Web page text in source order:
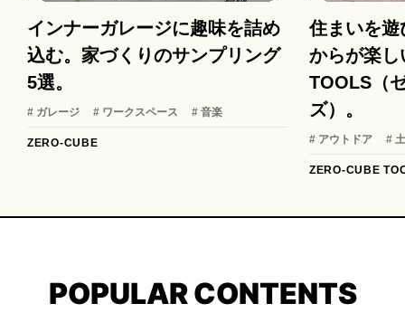
インナーガレージに趣味を詰め
込む。家づくりのサンプリング
5選。
# ガレージ # ワークスペース # 音楽
ZERO-CUBE
住まいを遊
からが楽し
TOOLS（
ズ）。
# アウトドア #
ZERO-CUBE
POPULAR CONTENTS